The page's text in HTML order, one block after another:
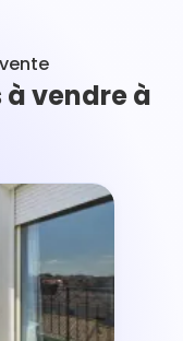
à vendre à